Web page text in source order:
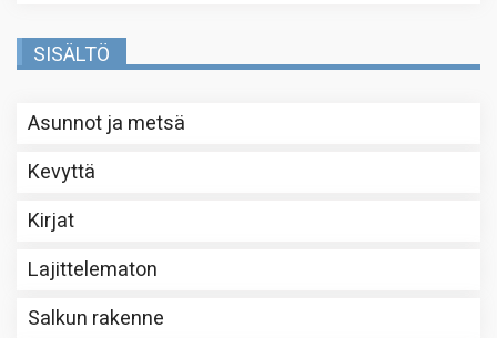
SISÄLTÖ
Asunnot ja metsä
Kevyttä
Kirjat
Lajittelematon
Salkun rakenne